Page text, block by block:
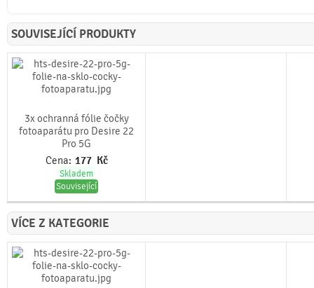
SOUVISEJÍCÍ PRODUKTY
3x ochranná fólie čočky
fotoaparátu pro Desire 22
Pro 5G
Cena: 177 Kč
Skladem
Související
VÍCE Z KATEGORIE